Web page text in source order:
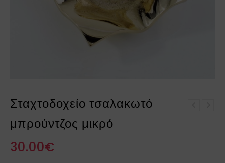
Σταχτοδοχείο τσαλακωτό
μπρούντζος μικρό
30.00€